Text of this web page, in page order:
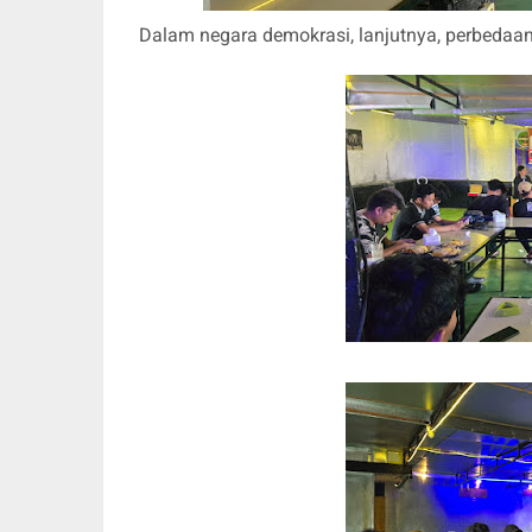
Dalam negara demokrasi, lanjutnya,